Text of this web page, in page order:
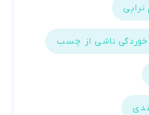
ناشی از چسب